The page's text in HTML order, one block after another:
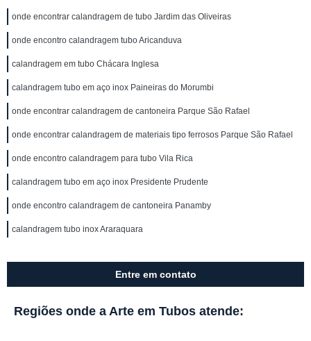
onde encontrar calandragem de tubo Jardim das Oliveiras
onde encontro calandragem tubo Aricanduva
calandragem em tubo Chácara Inglesa
calandragem tubo em aço inox Paineiras do Morumbi
onde encontrar calandragem de cantoneira Parque São Rafael
onde encontrar calandragem de materiais tipo ferrosos Parque São Rafael
onde encontro calandragem para tubo Vila Rica
calandragem tubo em aço inox Presidente Prudente
onde encontro calandragem de cantoneira Panamby
calandragem tubo inox Araraquara
Entre em contato
Regiões onde a Arte em Tubos atende: